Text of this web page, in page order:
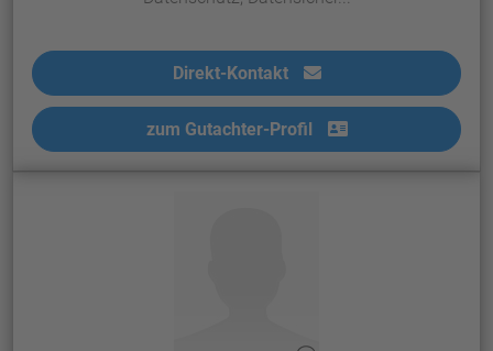
Direkt-Kontakt
zum Gutachter-Profil